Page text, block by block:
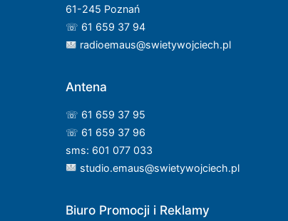
61-245 Poznań
☏ 61 659 37 94
radioemaus@swietywojciech.pl
Antena
☏ 61 659 37 95
☏ 61 659 37 96
sms: 601 077 033
studio.emaus@swietywojciech.pl
Biuro Promocji i Reklamy